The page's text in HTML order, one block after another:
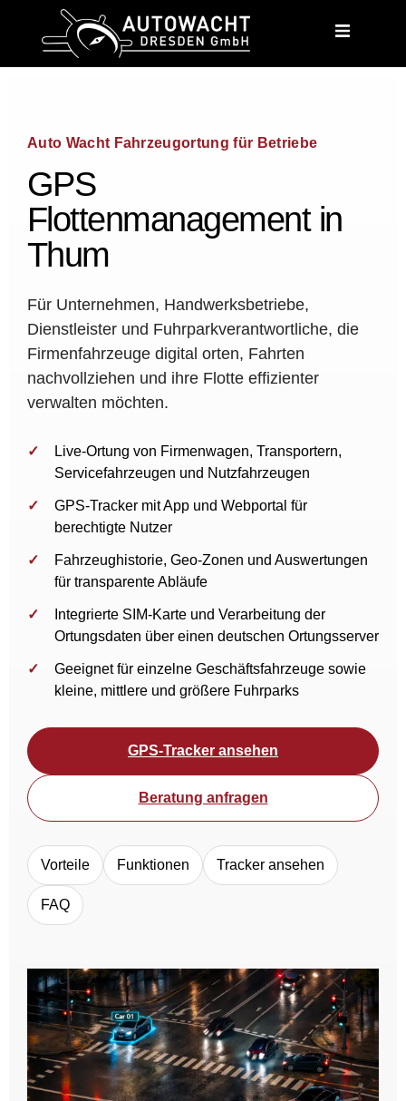
Auto Wacht Fahrzeugortung für Betriebe
GPS
Flottenmanagement in
Thum
Für Unternehmen, Handwerksbetriebe,
Dienstleister und Fuhrparkverantwortliche, die
Firmenfahrzeuge digital orten, Fahrten
nachvollziehen und ihre Flotte effizienter
verwalten möchten.
Live-Ortung von Firmenwagen, Transportern,
Servicefahrzeugen und Nutzfahrzeugen
GPS-Tracker mit App und Webportal für
berechtigte Nutzer
Fahrzeughistorie, Geo-Zonen und Auswertungen
für transparente Abläufe
Integrierte SIM-Karte und Verarbeitung der
Ortungsdaten über einen deutschen Ortungsserver
Geeignet für einzelne Geschäftsfahrzeuge sowie
kleine, mittlere und größere Fuhrparks
GPS-Tracker ansehen
Beratung anfragen
Vorteile Funktionen Tracker ansehen
FAQ